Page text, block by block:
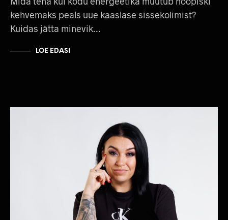
kehvemaks peals uue kaaslase sissekolimist?
Kuidas jätta minevik…
LOE EDASI